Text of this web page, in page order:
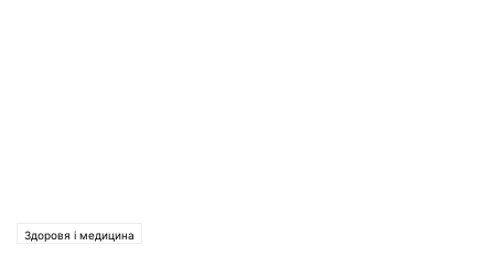
Здоровя і медицина